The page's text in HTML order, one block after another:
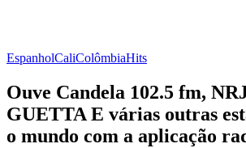
EspanholCaliColômbiaHits
Ouve Candela 102.5 fm,
GUETTA E várias outras
o mundo com a aplicação